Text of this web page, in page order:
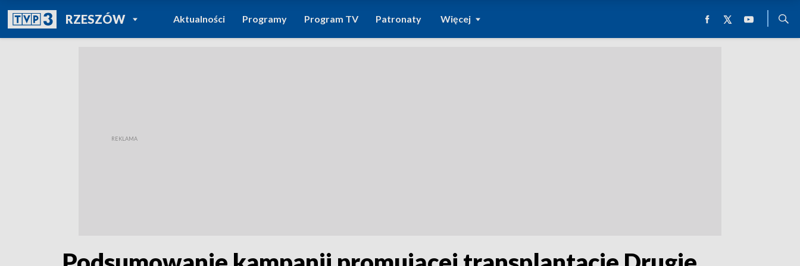
RZESZÓWPOWRÓT DO
TVP REGIONY
Aktualności Programy Program TV Patronaty Więcej